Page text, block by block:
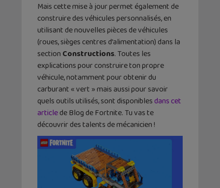
Mais cette mise à jour permet également de
construire des véhicules personnalisés, en
utilisant de nouvelles pièces de véhicules
(roues, sièges centres d’alimentation) dans la
section Constructions. Toutes les
explications pour construire ton propre
véhicule, notamment pour obtenir du
carburant « vert » mais aussi pour savoir
quels outils utilisés, sont disponiblesdans cet
articlede Blog de Fortnite. Tu vas te
découvrir des talents de mécanicien !